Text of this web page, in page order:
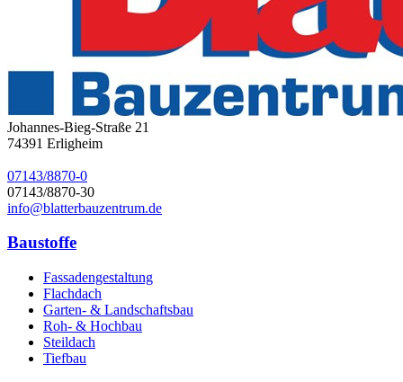
Johannes-Bieg-Straße 21
74391 Erligheim
07143/8870-0
07143/8870-30
info@blatterbauzentrum.de
Baustoffe
Fassadengestaltung
Flachdach
Garten- & Landschaftsbau
Roh- & Hochbau
Steildach
Tiefbau